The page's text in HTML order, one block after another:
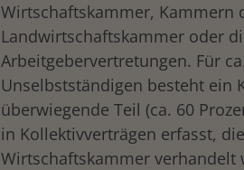
Wirtschaftskammer, Kammern
Landwirtschaftskammer oder
Arbeitgebervertretungen. Für
Unselbstständigen besteht ein
überwiegende Teil (ca. 60
in Kollektivverträgen erfasst,
Wirtschaftskammer verhandelt